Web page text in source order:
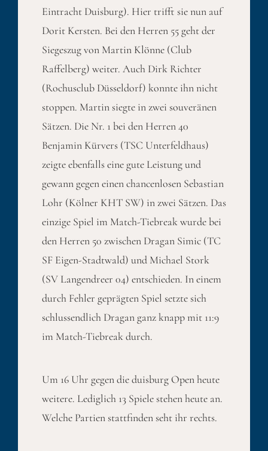
Eintracht Duisburg). Hier trifft sie nun auf
Dorit Kersten. Bei den Herren 55 geht der
Siegeszug von Martin Klönne (Club
Raffelberg) weiter. Auch Dirk Richter
(Rochusclub Düsseldorf) konnte ihn nicht
stoppen. Martin siegte in zwei souveränen
Sätzen. Die Nr. 1 bei den Herren 40
Benjamin Kürvers (TSC Unterfeldhaus)
zeigte ebenfalls eine gute Leistung und
gewann gegen einen chancenlosen Sebastian
Lohr (Kölner KHT SW) in zwei Sätzen. Das
einzige Spiel im Match-Tiebreak wurde bei
den Herren 50 zwischen Dragan Simic (TC
SF Eigen-Stadtwald) und Michael Stork
(SV Langendreer 04) entschieden. In einem
durch Fehler geprägten Spiel setzte sich
schlussendlich Dragan ganz knapp mit 11:9
im Match-Tiebreak durch.
Um 16 Uhr gegen die duisburg Open heute
weitere. Lediglich 13 Spiele stehen heute an.
Welche Partien stattfinden seht ihr rechts.